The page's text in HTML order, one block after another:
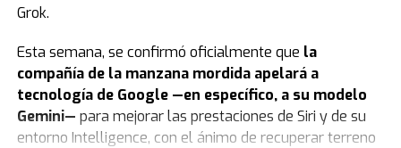
Grok.
Esta semana, se confirmó oficialmente que la
compañía de la manzana mordida apelará a
tecnología de Google —en específico, a su modelo
Gemini— para mejorar las prestaciones de Siri y de su
entorno Intelligence, con el ánimo de recuperar terreno